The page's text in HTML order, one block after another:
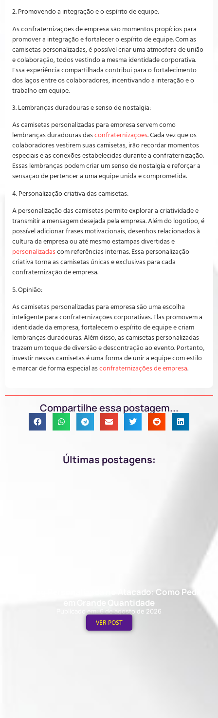
2. Promovendo a integração e o espírito de equipe:
As confraternizações de empresa são momentos propícios para
promover a integração e fortalecer o espírito de equipe. Com as
camisetas personalizadas, é possível criar uma atmosfera de união
e colaboração, todos vestindo a mesma identidade corporativa.
Essa experiência compartilhada contribui para o fortalecimento
dos laços entre os colaboradores, incentivando a interação e o
trabalho em equipe.
3. Lembranças duradouras e senso de nostalgia:
As camisetas personalizadas para empresa servem como
lembranças duradouras dasconfraternizações. Cada vez que os
colaboradores vestirem suas camisetas, irão recordar momentos
especiais e as conexões estabelecidas durante a confraternização.
Essas lembranças podem criar um senso de nostalgia e reforçar a
sensação de pertencer a uma equipe unida e comprometida.
4. Personalização criativa das camisetas:
A personalização das camisetas permite explorar a criatividade e
transmitir a mensagem desejada pela empresa. Além do logotipo, é
possível adicionar frases motivacionais, desenhos relacionados à
cultura da empresa ou até mesmo estampas divertidas e
personalizadascom referências internas. Essa personalização
criativa torna as camisetas únicas e exclusivas para cada
confraternização de empresa.
5. Opinião:
As camisetas personalizadas para empresa são uma escolha
inteligente para confraternizações corporativas. Elas promovem a
identidade da empresa, fortalecem o espírito de equipe e criam
lembranças duradouras. Além disso, as camisetas personalizadas
trazem um toque de diversão e descontração ao evento. Portanto,
investir nessas camisetas é uma forma de unir a equipe com estilo
e marcar de forma especial asconfraternizações de empresa.
Compartilhe essa postagem...
Últimas postagens:
Ecobag Personalizada no Atacado: Como Pedir
em Grande Quantidade
Publicado em: 6 de agosto de 2026
VER POST